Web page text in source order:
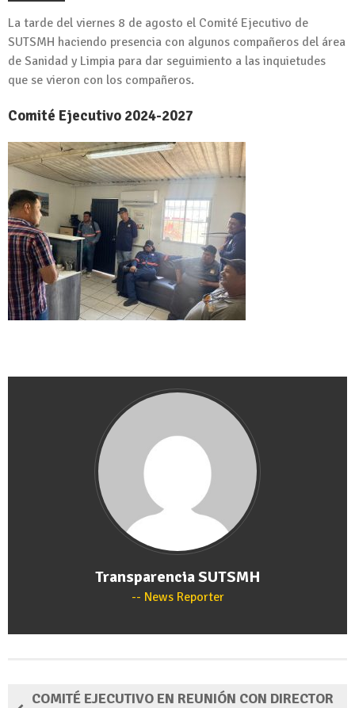
La tarde del viernes 8 de agosto el Comité Ejecutivo de
SUTSMH haciendo presencia con algunos compañeros del área
de Sanidad y Limpia para dar seguimiento a las inquietudes
que se vieron con los compañeros.
Comité Ejecutivo 2024-2027
Transparencia SUTSMH
News Reporter
COMITÉ EJECUTIVO EN REUNIÓN CON DIRECTOR